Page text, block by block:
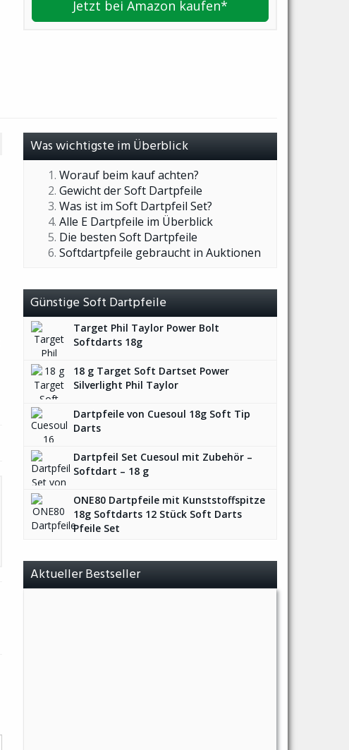
Jetzt bei Amazon kaufen*
Was wichtigste im Überblick
Worauf beim kauf achten?
Gewicht der Soft Dartpfeile
Was ist im Soft Dartpfeil Set?
Alle E Dartpfeile im Überblick
Die besten Soft Dartpfeile
Softdartpfeile gebraucht in Auktionen
Günstige Soft Dartpfeile
Target Phil Taylor Power Bolt
Softdarts 18g
18 g Target Soft Dartset Power
Silverlight Phil Taylor
Dartpfeile von Cuesoul 18g Soft Tip
Darts
Dartpfeil Set Cuesoul mit Zubehör –
Softdart – 18 g
ONE80 Dartpfeile mit Kunststoffspitze
18g Softdarts 12 Stück Soft Darts
Pfeile Set
Aktueller Bestseller